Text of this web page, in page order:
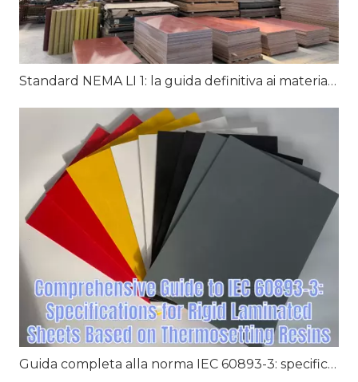
Standard NEMA LI 1: la guida definitiva ai materiali termoindurenti laminati industriali
Guida completa alla norma IEC 60893-3: specifiche per fogli laminati rigidi basati su resine termoindurenti